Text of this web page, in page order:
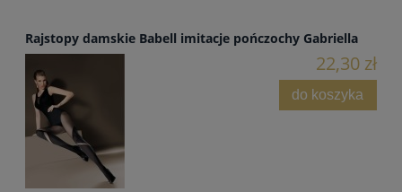
Rajstopy damskie Babell imitacje pończochy Gabriella
22,30 zł
do koszyka